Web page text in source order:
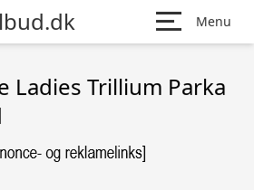
Menu
Ladies Trillium Parka